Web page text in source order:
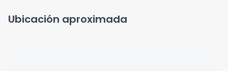
Ubicación aproximada